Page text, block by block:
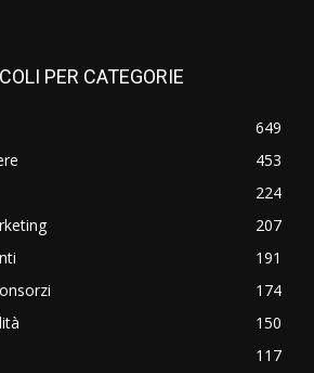
PER CATEGORIE
649
453
224
207
191
174
150
117